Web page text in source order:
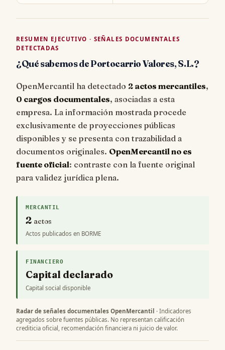
RESUMEN EJECUTIVO · SEÑALES DOCUMENTALES
DETECTADAS
¿Qué sabemos de Portocarrio Valores, S.L.?
OpenMercantil ha detectado 2 actos mercantiles,
0 cargos documentales, asociadas a esta
empresa. La información mostrada procede
exclusivamente de proyecciones públicas
disponibles y se presenta con trazabilidad a
documentos originales. OpenMercantil no es
fuente oficial: contraste con la fuente original
para validez jurídica plena.
MERCANTIL
2 actos
Actos publicados en BORME
FINANCIERO
Capital declarado
Capital social disponible
Radar de señales documentales OpenMercantil · Indicadores
agregados sobre fuentes públicas. No representan calificación
crediticia oficial, recomendación financiera ni juicio de valor.